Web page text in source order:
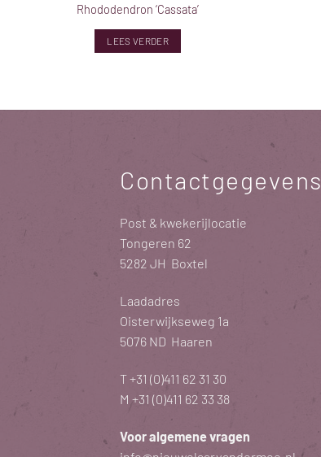
Rhododendron ‘Cassata’
LEES VERDER
Contactgegevens
Post & kwekerijlocatie
Tongeren 62
5282 JH Boxtel
Laadadres
Oisterwijkseweg 1a
5076 ND Haaren
T+31 (0)411 62 31 30
M +31 (0)411 62 33 38
Voor algemene vragen